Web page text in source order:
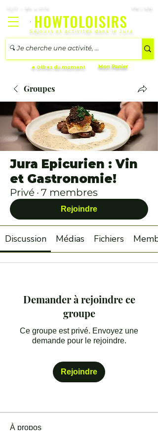
FR | EN
Séjours et activités dans le Jura
Mon Panier
🔥 Offres du moment
Groupes
Jura Epicurien : Vin
et Gastronomie!
Privé · 7 membres
Rejoindre
Discussion Médias Fichiers
Demander à rejoindre ce
groupe
Ce groupe est privé. Envoyez une
demande pour le rejoindre.
Rejoindre
À propos